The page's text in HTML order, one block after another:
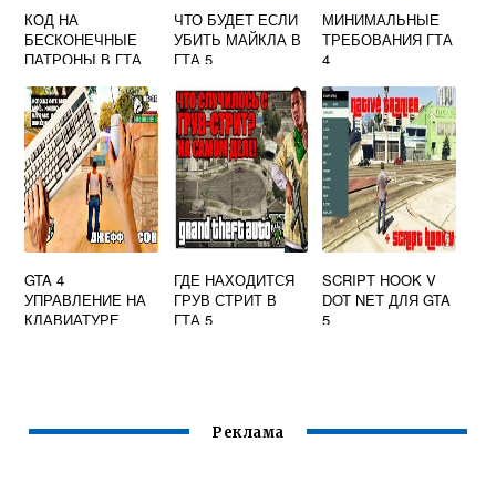
КОД НА
БЕСКОНЕЧНЫЕ
ПАТРОНЫ В ГТА
ЧТО БУДЕТ ЕСЛИ
УБИТЬ МАЙКЛА В
ГТА 5
МИНИМАЛЬНЫЕ
ТРЕБОВАНИЯ ГТА
4
GTA 4
УПРАВЛЕНИЕ НА
КЛАВИАТУРЕ
ГДЕ НАХОДИТСЯ
ГРУВ СТРИТ В
ГТА 5
SCRIPT HOOK V
DOT NET ДЛЯ GTA
5
Реклама